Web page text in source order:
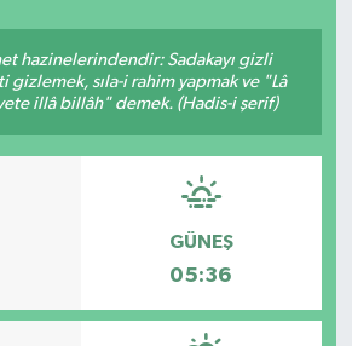
hazinelerindendir: Sadakayı gizli
gizlemek, sıla-i rahim yapmak ve "Lâ
illâ billâh" demek. (Hadis-i şerif)
GÜNEŞ
05:36